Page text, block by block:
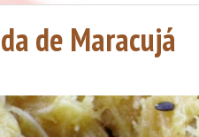
de Maracujá